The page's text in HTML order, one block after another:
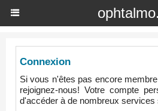
Connexion
Si vous n'êtes pas encore
rejoignez-nous! Votre compte
d'accéder à de nombreux services